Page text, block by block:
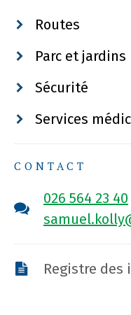
Routes
Parc et jardins
Sécurité
Services
CONTACT
026 564 23 40
Registre des